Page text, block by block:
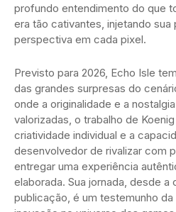
profundo entendimento do que
era tão cativantes, injetando sua
perspectiva em cada pixel.
Previsto para 2026, Echo Isle
das grandes surpresas do
onde a originalidade e a
valorizadas, o trabalho de
criatividade individual e a
desenvolvedor de rivalizar com
entregar uma experiência
elaborada. Sua jornada, desde
publicação, é um testemunho da